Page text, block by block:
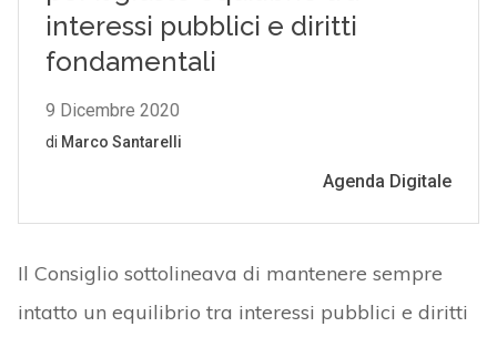
Il Consiglio sottolineava di mantenere sempre
intatto un equilibrio tra interessi pubblici e diritti